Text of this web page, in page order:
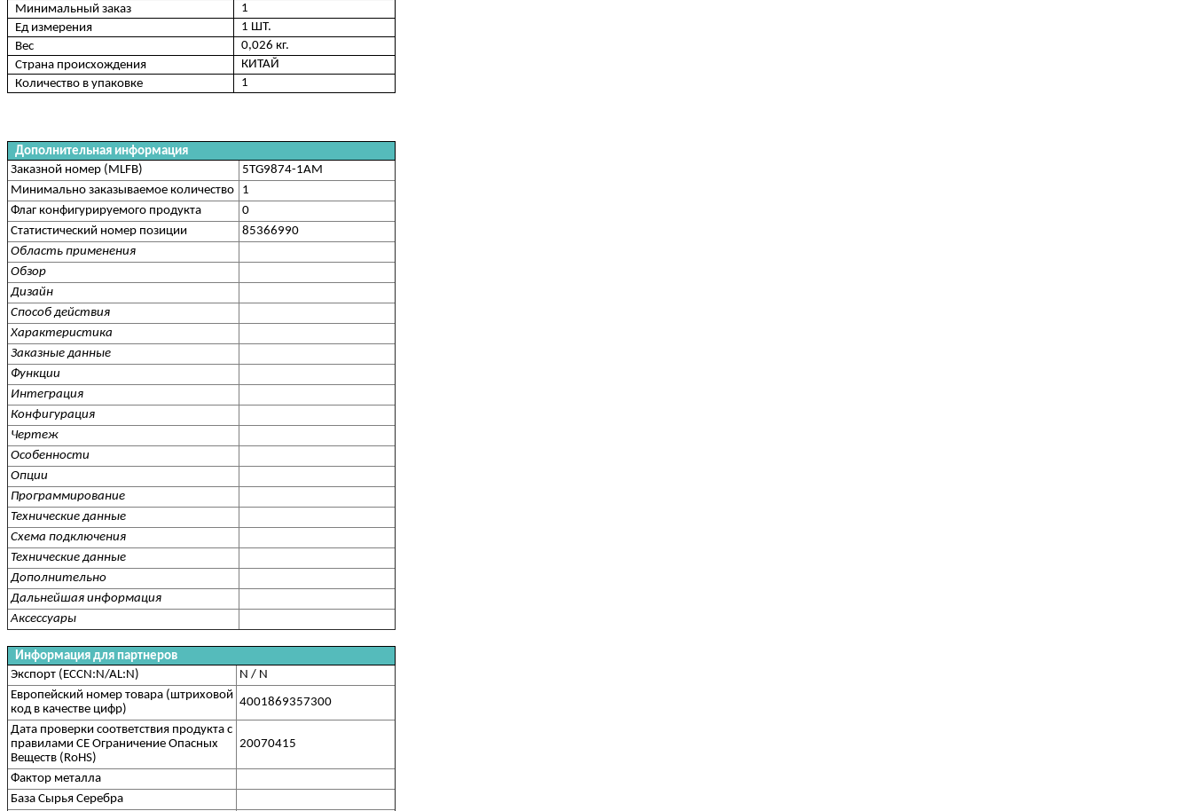
Минимальный заказ
1
Ед измерения
1 ШТ.
Вес
0,026 кг.
Страна происхождения
КИТАЙ
Количество в упаковке
1
Дополнительная информация
Заказной номер (MLFB)
5TG9874-1AM
Минимально заказываемое количество
1
Флаг конфигурируемого продукта
0
Статистический номер позиции
85366990
Область применения
Обзор
Дизайн
Способ действия
Характеристика
Заказные данные
Функции
Интеграция
Конфигурация
Чертеж
Особенности
Опции
Программирование
Технические данные
Схема подключения
Технические данные
Дополнительно
Дальнейшая информация
Аксессуары
Информация для партнеров
Экспорт (ECCN:N/AL:N)
N / N
Европейский номер товара (штриховой
код в качестве цифр)
4001869357300
Дата проверки соответствия продукта с
правилами CE Ограничение Опасных
Веществ (RoHS)
20070415
Фактор металла
База Сырья Серебра